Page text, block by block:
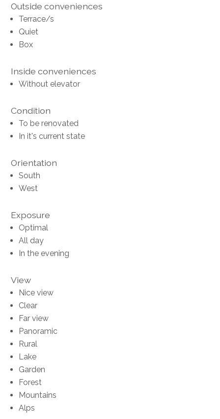
Outside conveniences
Terrace/s
Quiet
Box
Inside conveniences
Without elevator
Condition
To be renovated
In it's current state
Orientation
South
West
Exposure
Optimal
All day
In the evening
View
Nice view
Clear
Far view
Panoramic
Rural
Lake
Garden
Forest
Mountains
Alps